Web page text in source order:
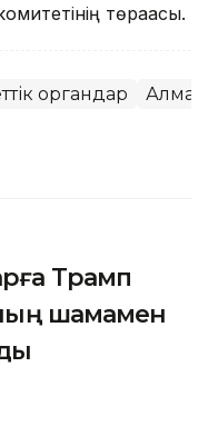
төрағасы.
органдар
Трамп
шамамен